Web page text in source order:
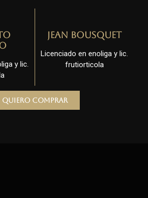
y lic.
Jean Bousquet
Licenciado en enoliga y lic.
frutiorticola
Quiero comprar